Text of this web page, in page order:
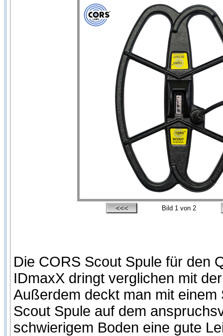
Bild 1 von 2
Die CORS Scout Spule für den
IDmaxX dringt verglichen mit
Außerdem deckt man mit
Scout Spule auf dem
schwierigem Boden eine gute